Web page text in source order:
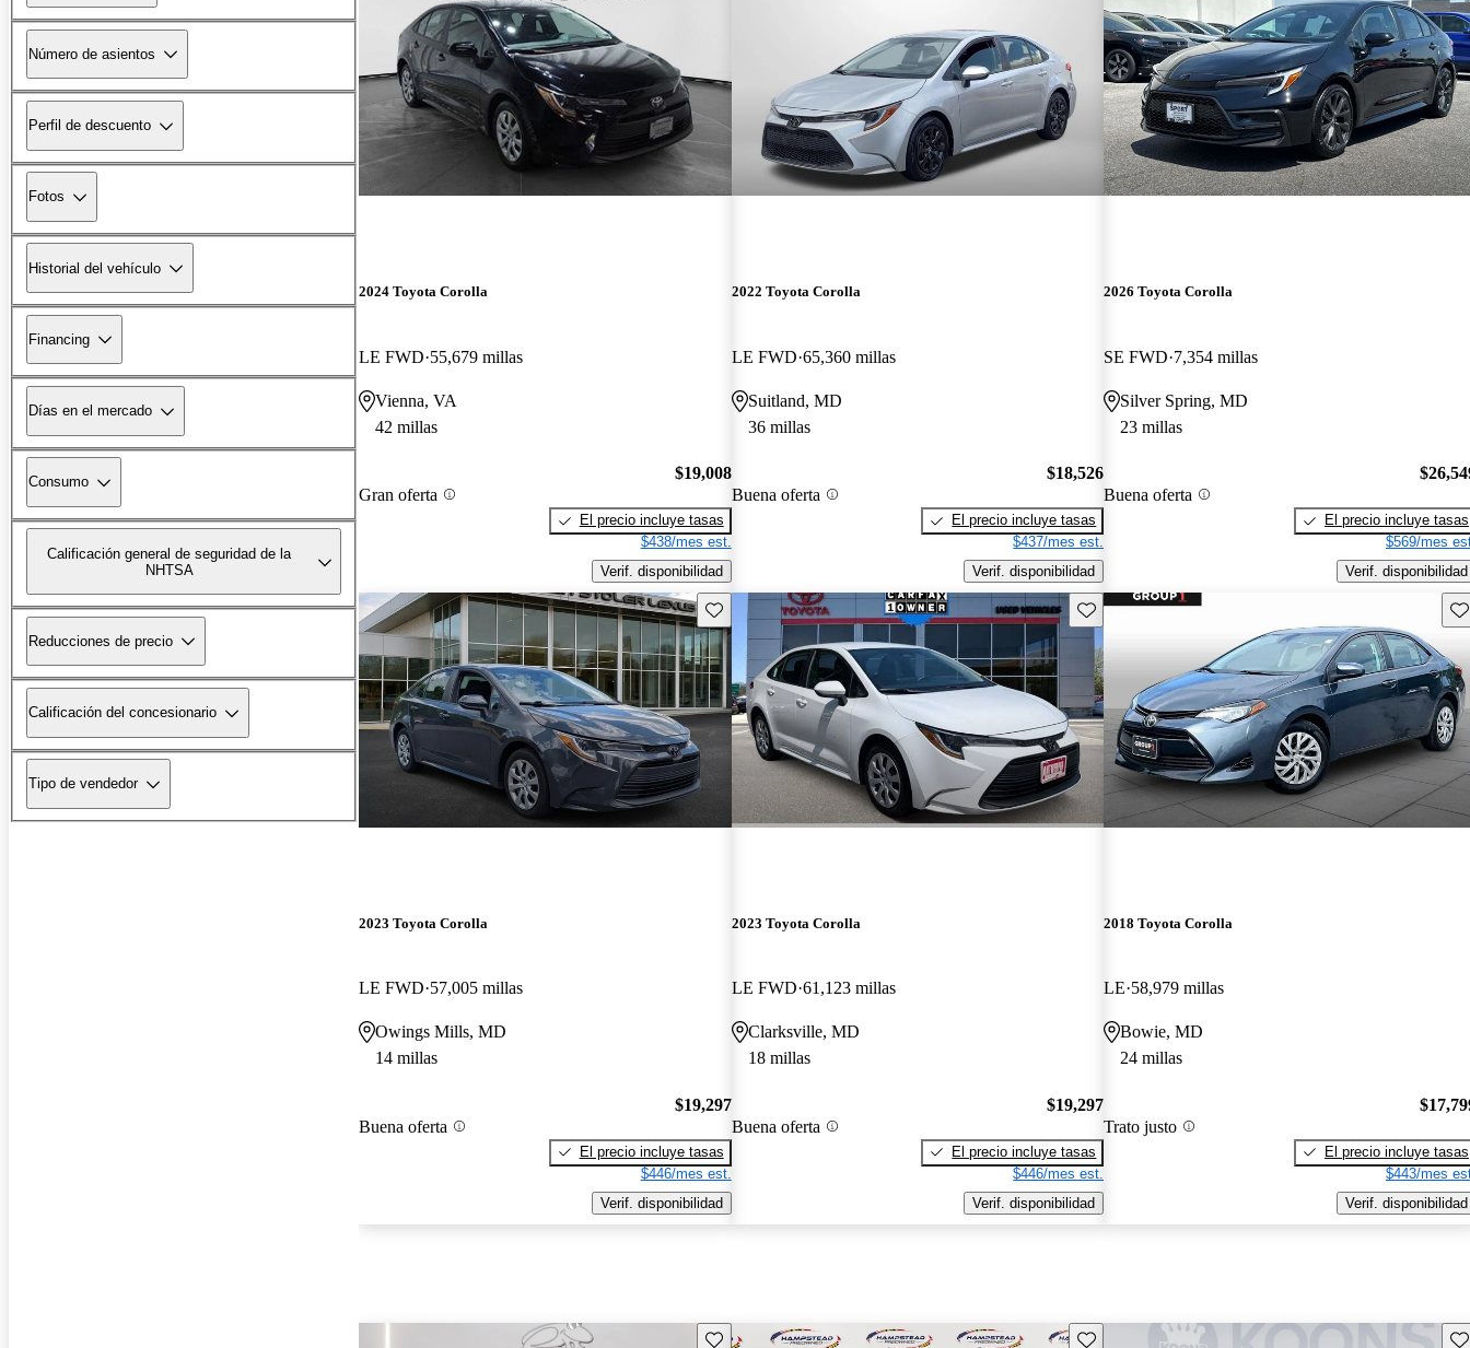
Número de asientos
Perfil de descuento
Fotos
Historial del vehículo
Financing
Días en el mercado
Consumo
Calificación general de seguridad de la
NHTSA
Reducciones de precio
Calificación del concesionario
Tipo de vendedor
2024 Toyota Corolla
LE FWD 55,679 millas
Vienna, VA
42 millas
Gran oferta
$19,008
El precio incluye tasas
$438/mes est.
Verif. disponibilidad
2022 Toyota Corolla
LE FWD 65,360 millas
Suitland, MD
36 millas
Buena oferta
$18,526
El precio incluye tasas
$437/mes est.
Verif. disponibilidad
2026 Toyota Corolla
SE FWD 7,354 millas
Silver Spring, MD
23 millas
Buena oferta
El precio incluye tasas
$569/mes
Verif. disponibilidad
Guarda este Aviso
2023 Toyota Corolla
LE FWD 57,005 millas
Owings Mills, MD
14 millas
Buena oferta
$19,297
El precio incluye tasas
$446/mes est.
Verif. disponibilidad
Guarda este Aviso
2023 Toyota Corolla
LE FWD 61,123 millas
Clarksville, MD
18 millas
Buena oferta
$19,297
El precio incluye tasas
$446/mes est.
Verif. disponibilidad
2018 Toyota Corolla
LE 58,979 millas
Bowie, MD
24 millas
Trato justo
El precio incluye tasas
$443/mes
Verif. disponibilidad
Guarda este Aviso Guarda este Aviso